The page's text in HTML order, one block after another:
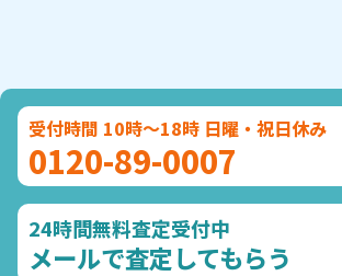
受付時間 10時～18時 日曜・祝日休み
0120-89-0007
24時間無料査定受付中
メールで査定してもらう